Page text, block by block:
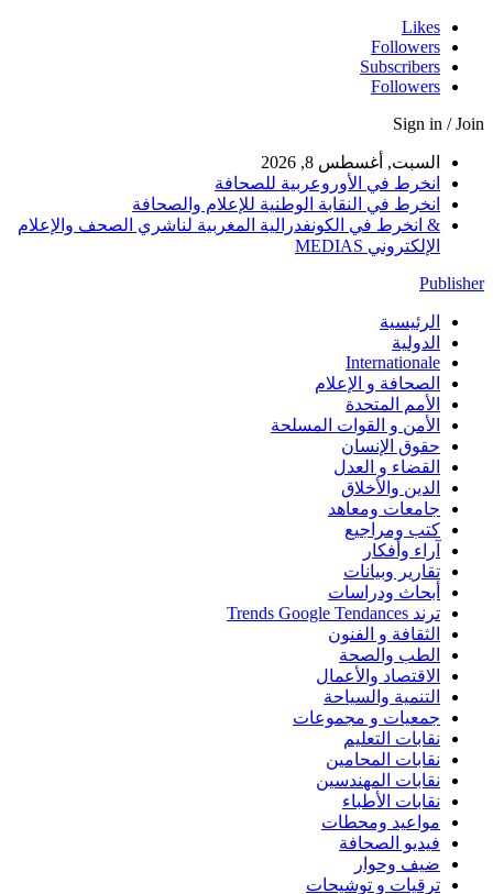
Likes
Followers
Subscribers
Followers
Sign in / Join
السبت, أغسطس 8, 2026
انخرط في الأوروعربية للصحافة
انخرط في النقابة الوطنية للإعلام والصحافة
& انخرط في الكونفدرالية المغربية لناشري الصحف والإعلام
الإلكتروني MEDIAS
Publisher
الرئيسية
الدولية
Internationale
الصحافة و الإعلام
الأمم المتحدة
الأمن و القوات المسلحة
حقوق الإنسان
القضاء و العدل
الدين والأخلاق
جامعات ومعاهد
كتب ومراجيع
آراء وأفكار
تقارير وبيانات
أبحاث ودراسات
ترند Trends Google Tendances
الثقافة و الفنون
الطب والصحة
الاقتصاد والأعمال
التنمية والسياحة
جمعيات و مجموعات
نقابات التعليم
نقابات المحامين
نقابات المهندسين
نقابات الأطباء
مواعيد ومحطات
فيديو الصحافة
ضيف وحوار
ترقيات و توشيحات